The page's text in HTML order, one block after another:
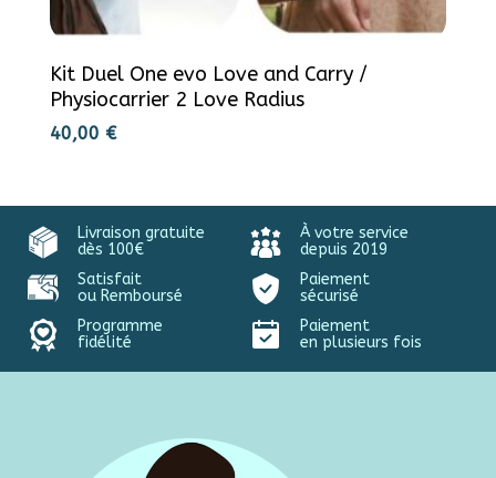
Kit Duel One evo Love and Carry /
Physiocarrier 2 Love Radius
40,00 €
Livraison gratuite
dès 100€
À votre service
depuis 2019
Satisfait
ou Remboursé
Paiement
sécurisé
Programme
fidélité
Paiement
en plusieurs fois